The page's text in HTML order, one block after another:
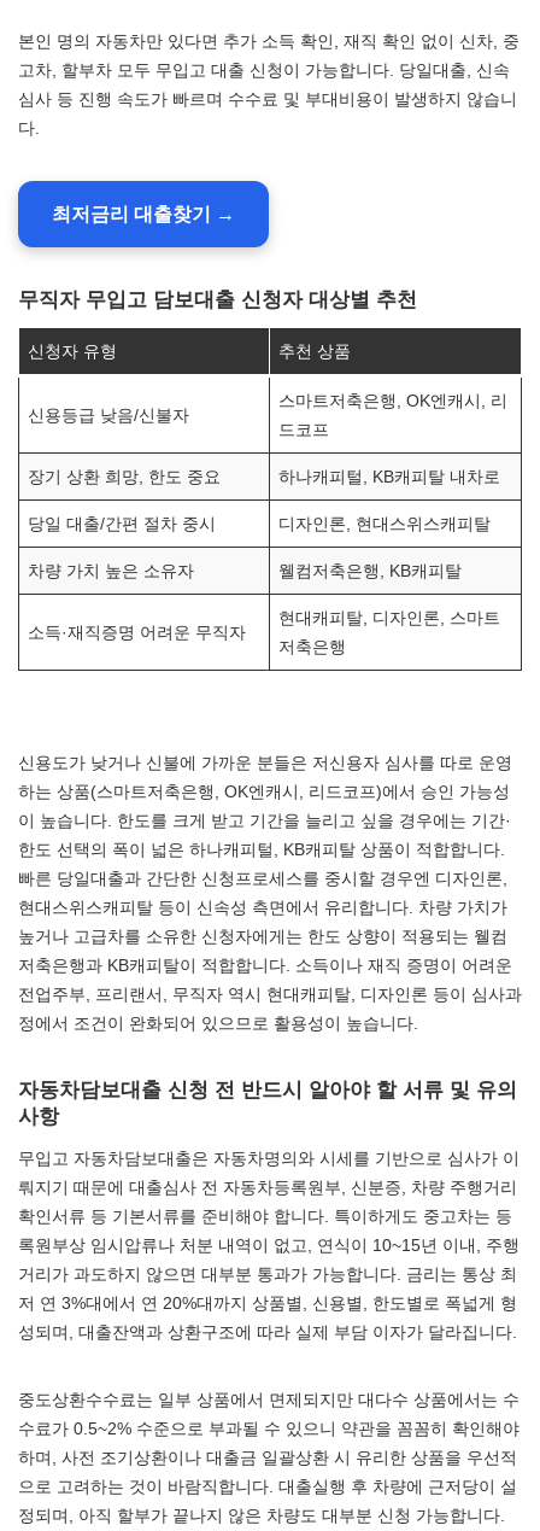
본인 명의 자동차만 있다면 추가 소득 확인, 재직 확인 없이 신차, 중
고차, 할부차 모두 무입고 대출 신청이 가능합니다. 당일대출, 신속
심사 등 진행 속도가 빠르며 수수료 및 부대비용이 발생하지 않습니
다.
최저금리 대출찾기 →
무직자 무입고 담보대출 신청자 대상별 추천
신청자 유형 추천 상품
신용등급 낮음/신불자
스마트저축은행, OK엔캐시, 리
드코프
장기 상환 희망, 한도 중요 하나캐피털, KB캐피탈 내차로
당일 대출/간편 절차 중시 디자인론, 현대스위스캐피탈
차량 가치 높은 소유자 웰컴저축은행, KB캐피탈
소득·재직증명 어려운 무직자
현대캐피탈, 디자인론, 스마트
저축은행
신용도가 낮거나 신불에 가까운 분들은 저신용자 심사를 따로 운영
하는 상품(스마트저축은행, OK엔캐시, 리드코프)에서 승인 가능성
이 높습니다. 한도를 크게 받고 기간을 늘리고 싶을 경우에는 기간·
한도 선택의 폭이 넓은 하나캐피털, KB캐피탈 상품이 적합합니다.
빠른 당일대출과 간단한 신청프로세스를 중시할 경우엔 디자인론,
현대스위스캐피탈 등이 신속성 측면에서 유리합니다. 차량 가치가
높거나 고급차를 소유한 신청자에게는 한도 상향이 적용되는 웰컴
저축은행과 KB캐피탈이 적합합니다. 소득이나 재직 증명이 어려운
전업주부, 프리랜서, 무직자 역시 현대캐피탈, 디자인론 등이 심사과
정에서 조건이 완화되어 있으므로 활용성이 높습니다.
자동차담보대출 신청 전 반드시 알아야 할 서류 및 유의
사항
무입고 자동차담보대출은 자동차명의와 시세를 기반으로 심사가 이
뤄지기 때문에 대출심사 전 자동차등록원부, 신분증, 차량 주행거리
확인서류 등 기본서류를 준비해야 합니다. 특이하게도 중고차는 등
록원부상 임시압류나 처분 내역이 없고, 연식이 10~15년 이내, 주행
거리가 과도하지 않으면 대부분 통과가 가능합니다. 금리는 통상 최
저 연 3%대에서 연 20%대까지 상품별, 신용별, 한도별로 폭넓게 형
성되며, 대출잔액과 상환구조에 따라 실제 부담 이자가 달라집니다.
중도상환수수료는 일부 상품에서 면제되지만 대다수 상품에서는 수
수료가 0.5~2% 수준으로 부과될 수 있으니 약관을 꼼꼼히 확인해야
하며, 사전 조기상환이나 대출금 일괄상환 시 유리한 상품을 우선적
으로 고려하는 것이 바람직합니다. 대출실행 후 차량에 근저당이 설
정되며, 아직 할부가 끝나지 않은 차량도 대부분 신청 가능합니다.